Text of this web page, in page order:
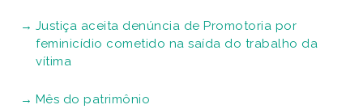
Justiça aceita denúncia de Promotoria por
feminicídio cometido na saída do trabalho da
vítima
Mês do patrimônio